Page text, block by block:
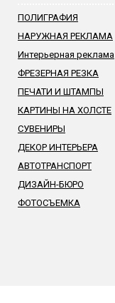
ПОЛИГРАФИЯ
НАРУЖНАЯ РЕКЛАМА
Интерьерная реклама
ФРЕЗЕРНАЯ РЕЗКА
ПЕЧАТИ И ШТАМПЫ
КАРТИНЫ НА ХОЛСТЕ
СУВЕНИРЫ
ДЕКОР ИНТЕРЬЕРА
АВТОТРАНСПОРТ
ДИЗАЙН-БЮРО
ФОТОСЪЕМКА